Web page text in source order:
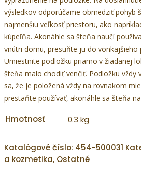
výsledkov odporúčame obmedziť pohyb
najmenšiu veľkosť priestoru, ako
kúpeľňa. Akonáhle sa šteňa naučí
vnútri domu, presuňte ju do vonkajšieho
Umiestnite podložku priamo v žiadanej
šteňa malo chodiť venčiť. Podložku vždy
sa, že je položená vždy na rovnakom
prestaňte používať, akonáhle sa šteňa
Hmotnosť 0.3 kg
Katalógové číslo: 454-500031
a kozmetika, Ostatné